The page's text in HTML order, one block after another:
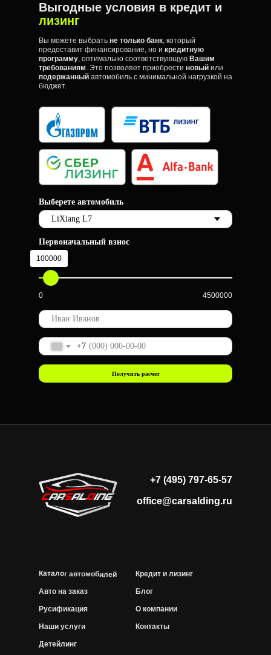
Выгодные условия в кредит и
лизинг
Вы можете выбрать не только банк, который
предоставит финансирование, но и кредитную
программу, оптимально соответствующую Вашим
требованиям. Это позволяет приобрести новый или
подержанный автомобиль с минимальной нагрузкой на
бюджет.
Выберете автомобиль
Первоначальный взнос
100000
0 4500000
+7
Получить расчет
Контакты
Кредит и лизинг
Блог
Наши услуги
office@carsalding.ru
Авто на заказ
Русификация
Детейлинг
О компании
+7 (495) 797-65-57
Каталог автомобилей